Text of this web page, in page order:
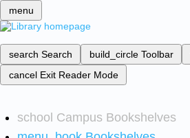
menu
search Search build_circle Toolbar
cancel Exit Reader Mode
school Campus Bookshelves